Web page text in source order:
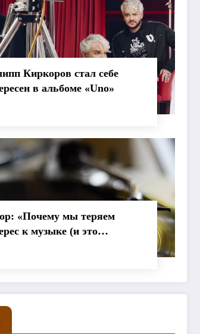
Киркоров стал себе
в альбоме «Uno»
«Почему мы теряем
к музыке (и это